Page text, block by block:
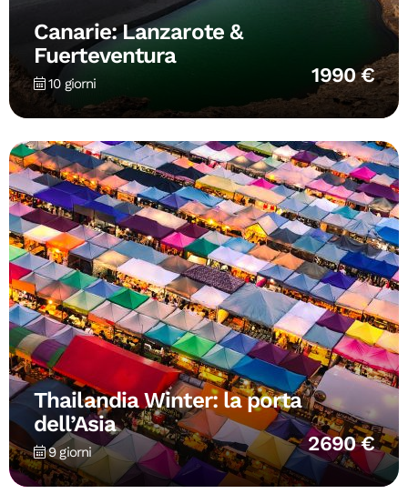
Canarie: Lanzarote &
Fuerteventura
10 giorni 1990 €
Thailandia Winter: la porta
dell’Asia
9 giorni 2690 €